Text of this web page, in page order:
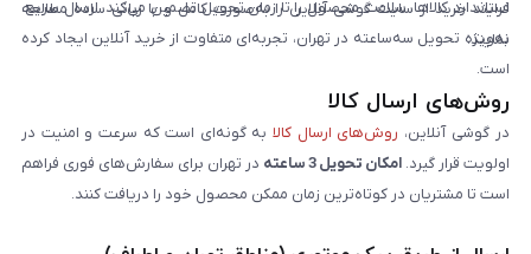
استاندارد کالاها، سلامت محصول را تا زمان تحویل تضمین می‌کند. ارسال سریع،
به‌ویژه تحویل سه‌ساعته در تهران، تجربه‌ای متفاوت از خرید آنلاین ایجاد کرده
است.
فرایند خرید از سایت گوشی آنلاین را به‌صورت کامل و با زبانی ساده مطالعه
نمایند.
روش‌های ارسال کالا
در گوشی آنلاین، روش‌های ارسال کالا به گونه‌ای است که سرعت و امنیت در
اولویت قرار گیرد. امکان تحویل 3 ساعته
در تهران برای سفارش‌های فوری فراهم
است تا مشتریان در کوتاه‌ترین زمان ممکن محصول خود را دریافت کنند.